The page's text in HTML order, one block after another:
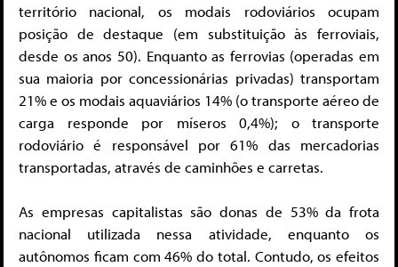
território nacional, os modais rodoviários ocupam
posição de destaque (em substituição às ferroviais,
desde os anos 50). Enquanto as ferrovias (operadas em
sua maioria por concessionárias privadas) transportam
21% e os modais aquaviários 14% (o transporte aéreo de
carga responde por míseros 0,4%); o transporte
rodoviário é responsável por 61% das mercadorias
transportadas, através de caminhões e carretas.
As empresas capitalistas são donas de 53% da frota
nacional utilizada nessa atividade, enquanto os
autônomos ficam com 46% do total. Contudo, os efeitos